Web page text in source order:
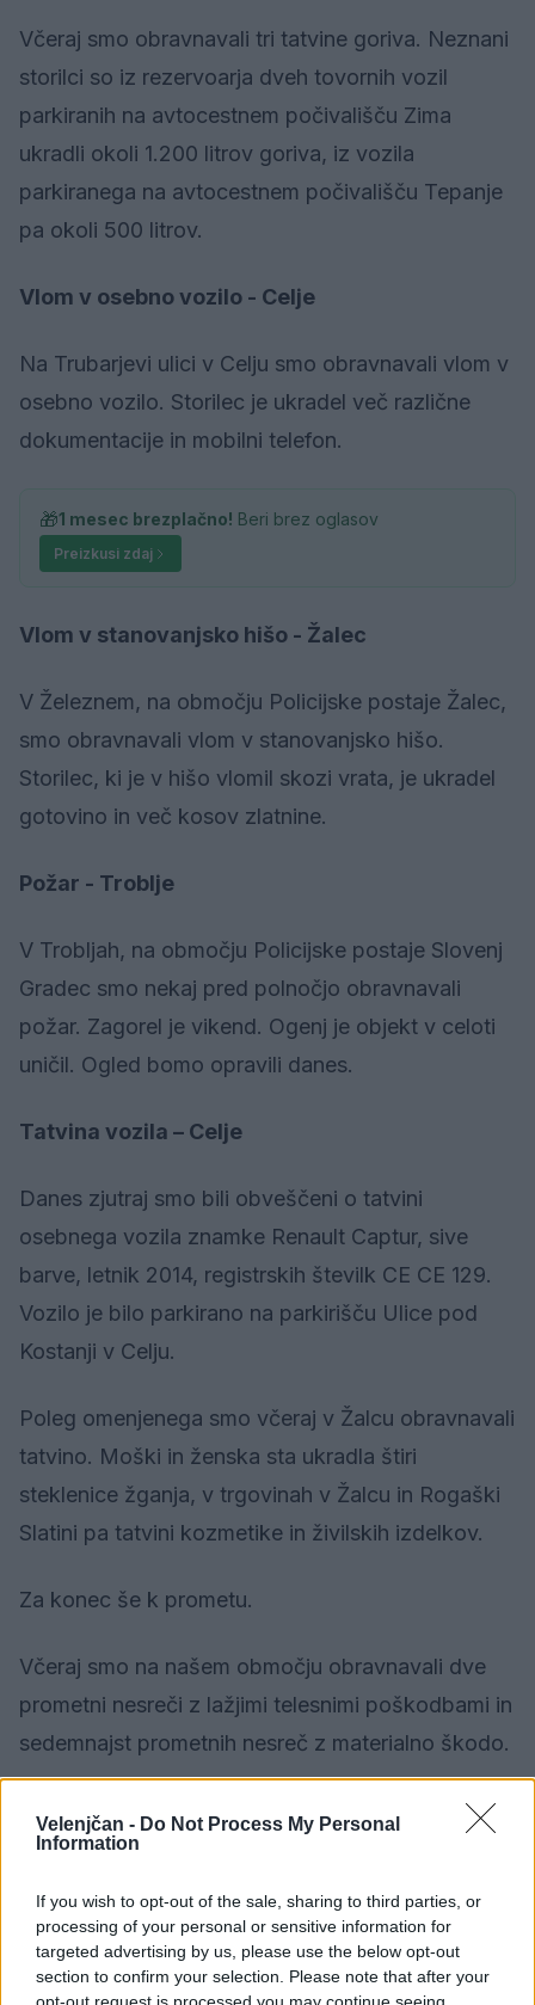
Velenjčan - Do Not Process My Personal
Information
If you wish to opt-out of the sale, sharing to third parties, or
processing of your personal or sensitive information for
targeted advertising by us, please use the below opt-out
section to confirm your selection. Please note that after your
Včeraj smo obravnavali tri tatvine goriva. Neznani
storilci so iz rezervoarja dveh tovornih vozil
parkiranih na avtocestnem počivališču Zima
ukradli okoli 1.200 litrov goriva, iz vozila
parkiranega na avtocestnem počivališču Tepanje
pa okoli 500 litrov.
Vlom v osebno vozilo - Celje
Na Trubarjevi ulici v Celju smo obravnavali vlom v
osebno vozilo. Storilec je ukradel več različne
dokumentacije in mobilni telefon.
🎁1 mesec brezplačno! Beri brez oglasov
Preizkusi zdaj
Vlom v stanovanjsko hišo - Žalec
V Železnem, na območju Policijske postaje Žalec,
smo obravnavali vlom v stanovanjsko hišo.
Storilec, ki je v hišo vlomil skozi vrata, je ukradel
gotovino in več kosov zlatnine.
Požar - Troblje
V Trobljah, na območju Policijske postaje Slovenj
Gradec smo nekaj pred polnočjo obravnavali
požar. Zagorel je vikend. Ogenj je objekt v celoti
uničil. Ogled bomo opravili danes.
Tatvina vozila – Celje
Danes zjutraj smo bili obveščeni o tatvini
osebnega vozila znamke Renault Captur, sive
barve, letnik 2014, registrskih številk CE CE 129.
Vozilo je bilo parkirano na parkirišču Ulice pod
Kostanji v Celju.
Poleg omenjenega smo včeraj v Žalcu obravnavali
tatvino. Moški in ženska sta ukradla štiri
steklenice žganja, v trgovinah v Žalcu in Rogaški
Slatini pa tatvini kozmetike in živilskih izdelkov.
Za konec še k prometu.
Včeraj smo na našem območju obravnavali dve
prometni nesreči z lažjimi telesnimi poškodbami in
sedemnajst prometnih nesreč z materialno škodo.
V Celju smo zasegli osebno vozilo vozniku, ki je
vozil brez vozniškega dovoljenja. V Velenju pa
alkohola.
Miren in varen konec tedna želimo iz Policijske